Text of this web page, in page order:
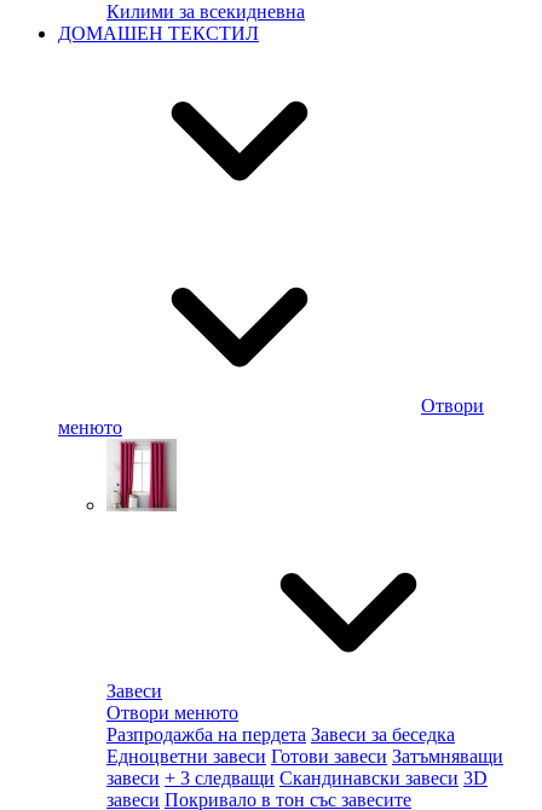
Килими за всекидневна
ДОМАШЕН ТЕКСТИЛ
Отвори
менюто
Завеси
Отвори менюто
Разпродажба на пердета Завеси за беседка
Едноцветни завеси Готови завеси Затъмняващи
завеси + 3 следващи Скандинавски завеси 3D
завеси Покривало в тон със завесите